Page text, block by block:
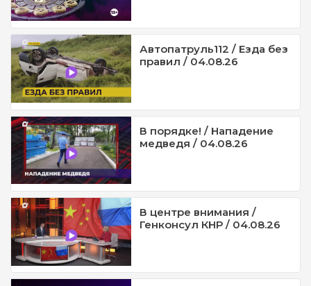
Автопатруль112 / Езда без
правил / 04.08.26
В порядке! / Нападение
медведя / 04.08.26
В центре внимания /
Генконсул КНР / 04.08.26